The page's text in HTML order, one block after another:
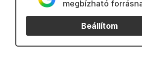
megbízható
Beállítom